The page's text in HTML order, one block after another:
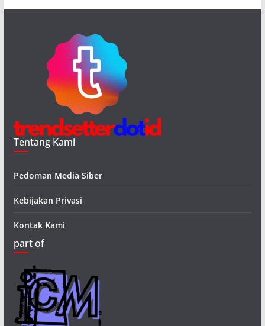
Tentang Kami
Pedoman Media Siber
Kebijakan Privasi
Kontak Kami
part of